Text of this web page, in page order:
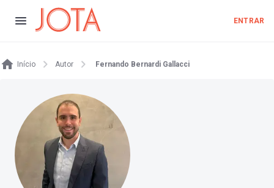
ENTRAR
Início Autor Fernando Bernardi Gallacci